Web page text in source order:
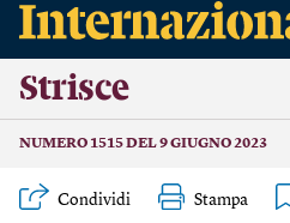
Strisce
NUMERO 1515 DEL 9 GIUGNO 2023
Condividi Stampa